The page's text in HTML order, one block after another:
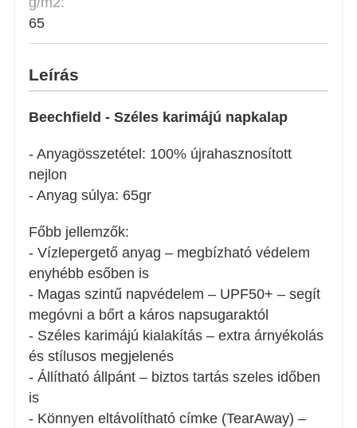
65
Leírás
Beechfield - Széles karimájú napkalap
- Anyagösszetétel: 100% újrahasznosított
nejlon
- Anyag súlya: 65gr
Főbb jellemzők:
- Vízlepergető anyag – megbízható védelem
enyhébb esőben is
- Magas szintű napvédelem – UPF50+ – segít
megóvni a bőrt a káros napsugaraktól
- Széles karimájú kialakítás – extra árnyékolás
és stílusos megjelenés
- Állítható állpánt – biztos tartás szeles időben
is
- Könnyen eltávolítható címke (TearAway) –